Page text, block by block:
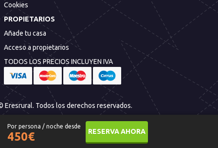
Por persona / noche desde
450€ RESERVA AHORA
Cookies
PROPIETARIOS
Añade tu casa
Acceso a propietarios
TODOS LOS PRECIOS INCLUYEN IVA
Eresrural. Todos los derechos reservados.
Si continúas navegando es que aceptas nuestraPolítica de cookies